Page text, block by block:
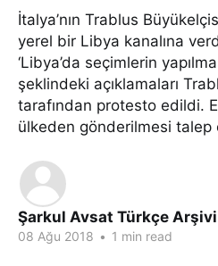
İtalya’nın Trablus
yerel bir Libya kanalına
‘Libya’da seçimlerin
şeklindeki açıklamaları
tarafından protesto edildi.
ülkeden gönderilmesi talep
Şarkul Avsat Türkçe Arşivi
08 Ağu 2018 • 1 min read